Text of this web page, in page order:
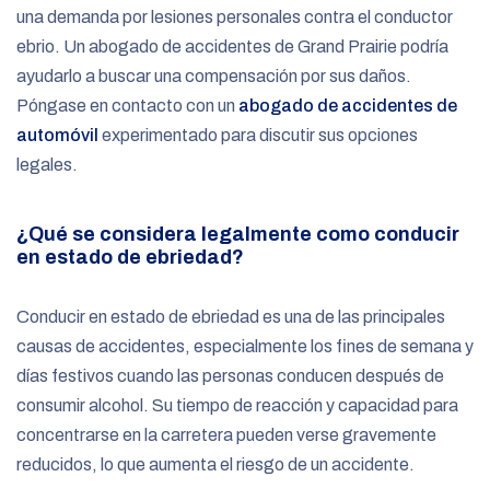
una demanda por lesiones personales contra el conductor
ebrio. Un abogado de accidentes de Grand Prairie podría
ayudarlo a buscar una compensación por sus daños.
Póngase en contacto con un abogado de accidentes de
automóvil experimentado para discutir sus opciones
legales.
¿Qué se considera legalmente como conducir
en estado de ebriedad?
Conducir en estado de ebriedad es una de las principales
causas de accidentes, especialmente los fines de semana y
días festivos cuando las personas conducen después de
consumir alcohol. Su tiempo de reacción y capacidad para
concentrarse en la carretera pueden verse gravemente
reducidos, lo que aumenta el riesgo de un accidente.